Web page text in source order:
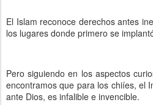
El Islam reconoce derechos antes
los lugares donde primero se
Pero siguiendo en los aspectos
encontramos que para los chiíes, el
ante Dios, es infalible e invencible.